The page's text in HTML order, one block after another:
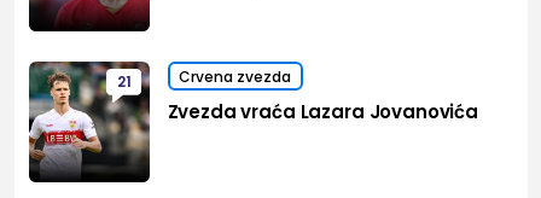
21 Crvena zvezda
Zvezda vraća Lazara Jovanovića